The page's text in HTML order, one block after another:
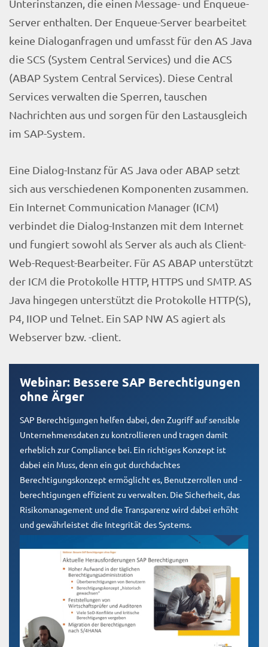
Unterinstanzen, die einen Message- und Enqueue-
Server enthalten. Der Enqueue-Server bearbeitet
keine Dialoganfragen und umfasst für den AS Java
die SCS (System Central Services) und die ACS
(ABAP System Central Services). Diese Central
Services verwalten die Sperren, tauschen
Nachrichten aus und sorgen für den Lastausgleich
im SAP-System.
Eine Dialog-Instanz für AS Java oder ABAP setzt
sich aus verschiedenen Komponenten zusammen.
Ein Internet Communication Manager (ICM)
verbindet die Dialog-Instanzen mit dem Internet
und fungiert sowohl als Server als auch als Client-
Web-Request-Bearbeiter. Für AS ABAP unterstützt
der ICM die Protokolle HTTP, HTTPS und SMTP. AS
Java hingegen unterstützt die Protokolle HTTP(S),
P4, IIOP und Telnet. Ein SAP NW AS agiert als
Webserver bzw. -client.
Webinar: Bessere SAP Berechtigungen
ohne Ärger
SAP Berechtigungen helfen dabei, den Zugriff auf sensible
Unternehmensdaten zu kontrollieren und tragen damit
erheblich zur Compliance bei. Ein richtiges Konzept ist
dabei ein Muss, denn ein gut durchdachtes
Berechtigungskonzept ermöglicht es, Benutzerrollen und -
berechtigungen effizient zu verwalten. Die Sicherheit, das
Risikomanagement und die Transparenz wird dabei erhöht
und gewährleistet die Integrität des Systems.